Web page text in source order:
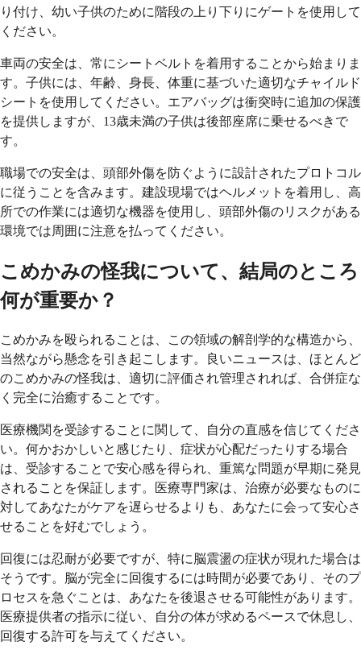
り付け、幼い子供のために階段の上り下りにゲートを使用して
ください。
車両の安全は、常にシートベルトを着用することから始まりま
す。子供には、年齢、身長、体重に基づいた適切なチャイルド
シートを使用してください。エアバッグは衝突時に追加の保護
を提供しますが、13歳未満の子供は後部座席に乗せるべきで
す。
職場での安全は、頭部外傷を防ぐように設計されたプロトコル
に従うことを含みます。建設現場ではヘルメットを着用し、高
所での作業には適切な機器を使用し、頭部外傷のリスクがある
環境では周囲に注意を払ってください。
こめかみの怪我について、結局のところ
何が重要か？
こめかみを殴られることは、この領域の解剖学的な構造から、
当然ながら懸念を引き起こします。良いニュースは、ほとんど
のこめかみの怪我は、適切に評価され管理されれば、合併症な
く完全に治癒することです。
医療機関を受診することに関して、自分の直感を信じてくださ
い。何かおかしいと感じたり、症状が心配だったりする場合
は、受診することで安心感を得られ、重篤な問題が早期に発見
されることを保証します。医療専門家は、治療が必要なものに
対してあなたがケアを遅らせるよりも、あなたに会って安心さ
せることを好むでしょう。
回復には忍耐が必要ですが、特に脳震盪の症状が現れた場合は
そうです。脳が完全に回復するには時間が必要であり、そのプ
ロセスを急ぐことは、あなたを後退させる可能性があります。
医療提供者の指示に従い、自分の体が求めるペースで休息し、
回復する許可を与えてください。